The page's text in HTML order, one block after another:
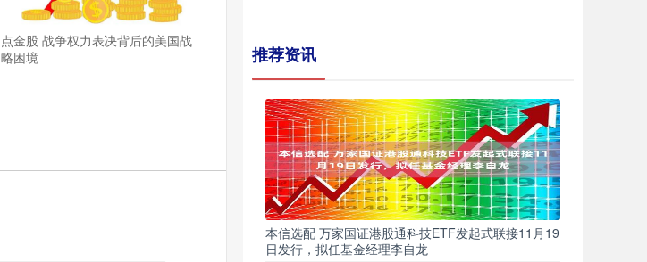
点金股 战争权力表决背后的美国战
略困境
推荐资讯
本信选配 万家国证港股通科技ETF发起式联接11月19
日发行，拟任基金经理李自龙